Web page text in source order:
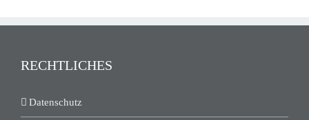
RECHTLICHES
Datenschutz